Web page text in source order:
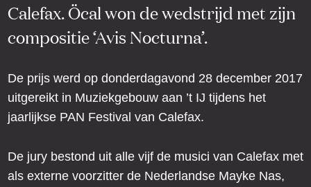
Calefax. Öcal won de wedstrijd met zijn
compositie ‘Avis Nocturna’.
De prijs werd op donderdagavond 28 december 2017
uitgereikt in Muziekgebouw aan ’t IJ tijdens het
jaarlijkse PAN Festival van Calefax.
De jury bestond uit alle vijf de musici van Calefax met
als externe voorzitter de Nederlandse Mayke Nas,